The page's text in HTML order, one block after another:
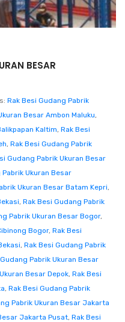
BESAR
Rak Besi Gudang Pabrik
Besar Ambon Maluku,
Kaltim, Rak Besi
, Rak Besi Gudang Pabrik
Gudang Pabrik Ukuran Besar
Ukuran Besar
Ukuran Besar Batam Kepri,
, Rak Besi Gudang Pabrik
Pabrik Ukuran Besar Bogor,
Bogor, Rak Besi
, Rak Besi Gudang Pabrik
Pabrik Ukuran Besar
Besar Depok, Rak Besi
, Rak Besi Gudang Pabrik
Pabrik Ukuran Besar Jakarta
Jakarta Pusat, Rak Besi